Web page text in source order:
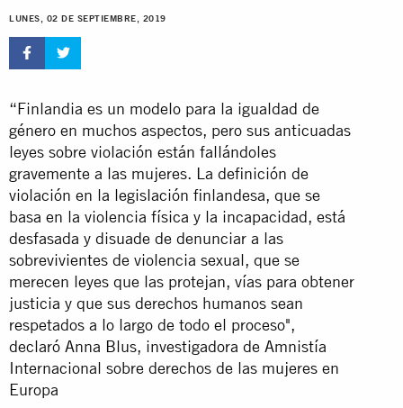
VIOLACIÓN
LUNES, 02 DE SEPTIEMBRE, 2019
“Finlandia es un modelo para la igualdad de
género en muchos aspectos, pero sus anticuadas
leyes sobre violación están fallándoles
gravemente a las mujeres. La definición de
violación en la legislación finlandesa, que se
basa en la violencia física y la incapacidad, está
desfasada y disuade de denunciar a las
sobrevivientes de violencia sexual, que se
merecen leyes que las protejan, vías para obtener
justicia y que sus derechos humanos sean
respetados a lo largo de todo el proceso",
declaró Anna Blus, investigadora de Amnistía
Internacional sobre derechos de las mujeres en
Europa